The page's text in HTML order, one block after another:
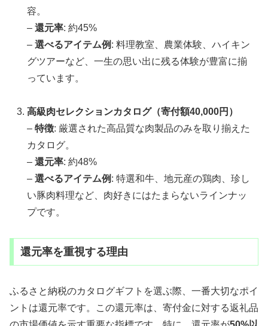
容。
–還元率: 約45%
–選べるアイテム例 : 料理教室、農業体験、ハイキン
グツアーなど、一生の思い出に残る体験が豊富に揃
っています。
高級肉セレクションカタログ（寄付額40,000円）
–特徴: 厳選された高品質な肉製品のみを取り揃えた
カタログ。
–還元率: 約48%
–選べるアイテム例 : 特選和牛、地元産の鶏肉、珍し
い豚肉料理など、肉好きにはたまらないラインナッ
プです。
還元率を重視する理由
ふるさと納税のカタログギフトを選ぶ際、一番大切なポイ
ントは還元率です。この還元率は、寄付金に対する返礼品